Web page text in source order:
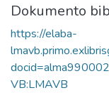
Dokumento
https://elaba-
VB:LMAVB